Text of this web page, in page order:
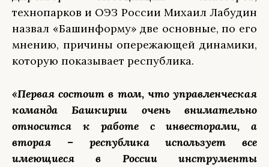
технопарков и ОЭЗ России Михаил Лабудин
назвал «Башинформу» две основные, по его
мнению, причины опережающей динамики,
которую показывает республика.
«Первая состоит в том, что управленческая
команда Башкирии очень внимательно
относится к работе с инвесторами, а
вторая – республика использует все
имеющиеся в России инструменты